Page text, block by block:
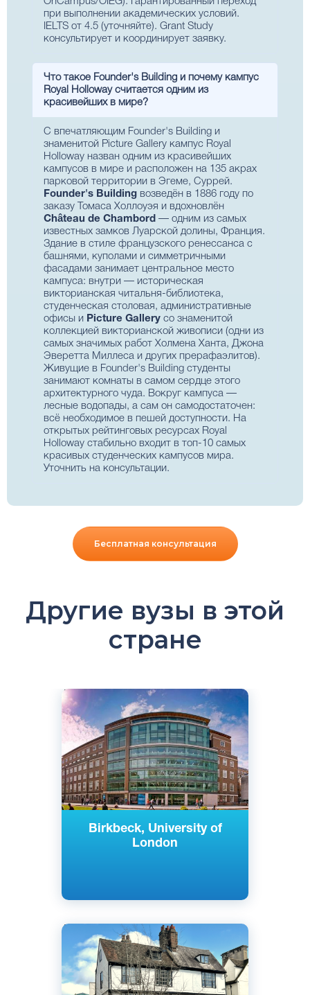
при выполнении академических условий.
IELTS от 4.5 (уточняйте). Grant Study
консультирует и координирует заявку.
Что такое Founder's Building и почему кампус
Royal Holloway считается одним из
красивейших в мире?
С впечатляющим Founder's Building и
знаменитой Picture Gallery кампус Royal
Holloway назван одним из красивейших
кампусов в мире и расположен на 135 акрах
парковой территории в Эгеме, Суррей.
Founder's Building возведён в 1886 году по
заказу Томаса Холлоуэя и вдохновлён
Château de Chambord — одним из самых
известных замков Луарской долины, Франция.
Здание в стиле французского ренессанса с
башнями, куполами и симметричными
фасадами занимает центральное место
кампуса: внутри — историческая
викторианская читальня-библиотека,
студенческая столовая, административные
офисы и Picture Gallery со знаменитой
коллекцией викторианской живописи (одни из
самых значимых работ Холмена Ханта, Джона
Эверетта Миллеса и других прерафаэлитов).
Живущие в Founder's Building студенты
занимают комнаты в самом сердце этого
архитектурного чуда. Вокруг кампуса —
лесные водопады, а сам он самодостаточен:
всё необходимое в пешей доступности. На
открытых рейтинговых ресурсах Royal
Holloway стабильно входит в топ-10 самых
красивых студенческих кампусов мира.
Уточнить на консультации.
Бесплатная консультация
Другие вузы в этой
стране
Birkbeck, University of
London
Лондон, Великобритания
Государственный
Английский
Кембридж, Лондон,
Великобритания
Частный